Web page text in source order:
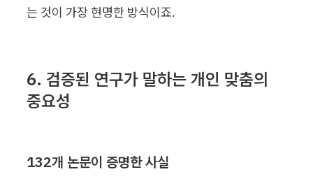
는 것이 가장 현명한 방식이죠.
6. 검증된 연구가 말하는 개인 맞춤의
중요성
132개 논문이 증명한 사실